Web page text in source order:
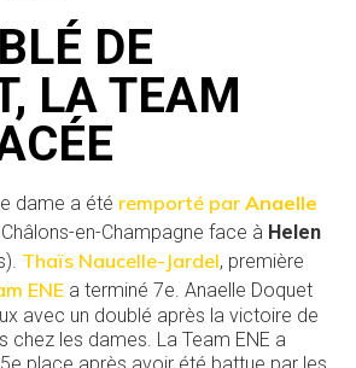
DE
LA TEAM
dame a été remporté par Anaelle
en-Champagne face à Helen
Thaïs Naucelle-Jardel, première
ENE a terminé 7e. Anaelle Doquet
avec un doublé après la victoire de
chez les dames. La Team ENE a